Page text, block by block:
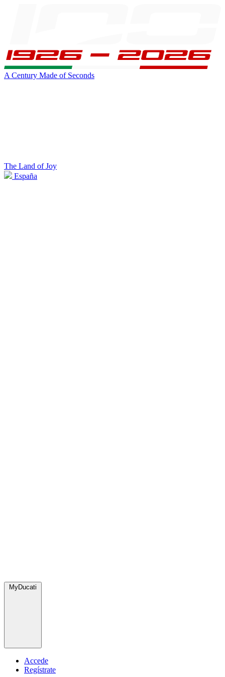
A Century Made of Seconds
The Land of Joy
España
MyDucati
Accede
Regístrate